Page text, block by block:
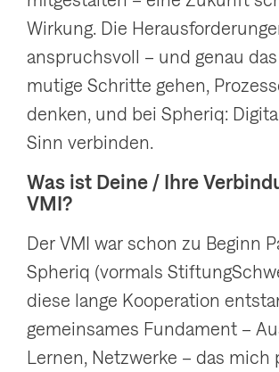
Wirkung. Die
anspruchsvoll – und genau
mutige Schritte gehen,
denken, und bei Spheriq:
Sinn verbinden.
Was ist Deine / Ihre
VMI?
Der VMI war schon zu Beginn
Spheriq (vormals
diese lange Kooperation
gemeinsames Fundament –
Lernen, Netzwerke – das mich